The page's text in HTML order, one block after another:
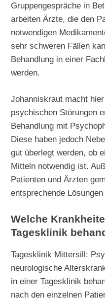
Gruppengespräche in
arbeiten Ärzte, die den
notwendigen
sehr schweren Fällen
Behandlung in einer
werden.
Johanniskraut macht
psychischen Störungen
Behandlung mit
Diese haben jedoch
gut überlegt werden, ob
Mitteln notwendig ist.
Patienten und Ärzten
entsprechende
Welche
Tagesklinik
Tagesklinik Mittersill:
neurologische
in einer Tagesklinik
nach den einzelnen